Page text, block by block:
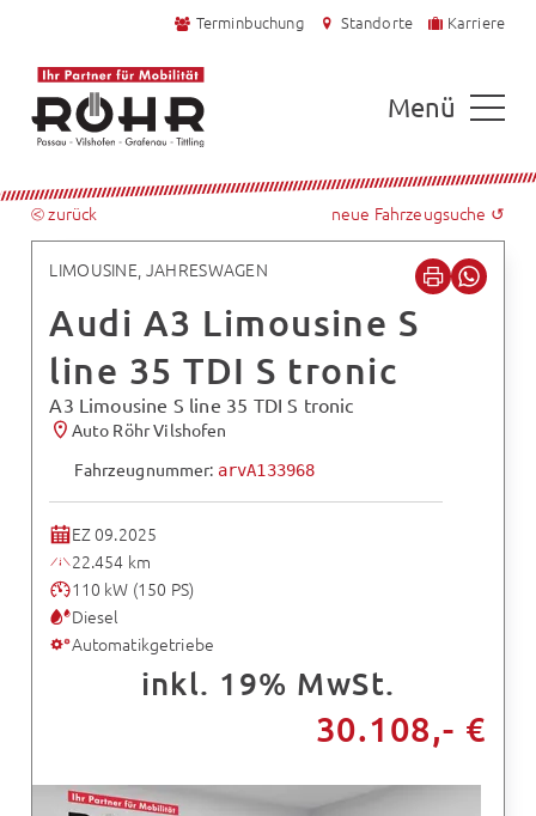
Terminbuchung Standorte Karriere
Menü
⧀ zurück neue Fahrzeugsuche ↺
LIMOUSINE, JAHRESWAGEN
Audi A3 Limousine S
line 35 TDI S tronic
A3 Limousine S line 35 TDI S tronic
Auto Röhr Vilshofen
Fahrzeugnummer: arvA133968
EZ 09.2025
22.454 km
110 kW (150 PS)
Diesel
Automatikgetriebe
inkl. 19% MwSt.
30.108,- €